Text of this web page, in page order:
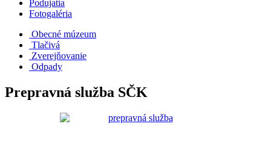
Podujatia
Fotogaléria
Obecné múzeum
Tlačivá
Zverejňovanie
Odpady
Prepravná služba SČK